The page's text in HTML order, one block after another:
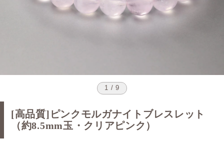
1 / 9
[高品質]ピンクモルガナイトブレスレット
（約8.5mm玉・クリアピンク）